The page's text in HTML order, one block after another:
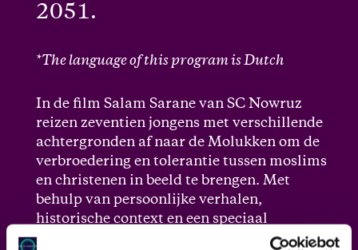
2051.
*The language of this program is Dutch
In de film Salam Sarane van SC Nowruz
reizen zeventien jongens met verschillende
achtergronden af naar de Molukken om de
verbroedering en tolerantie tussen moslims
en christenen in beeld te brengen. Met
behulp van persoonlijke verhalen,
historische context en een speciaal
georganiseerd zaalvoetbaltoernooi laat de